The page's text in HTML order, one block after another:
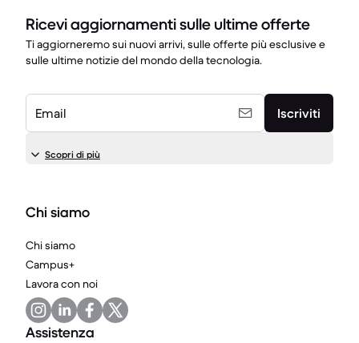
Ricevi aggiornamenti sulle ultime offerte
Ti aggiorneremo sui nuovi arrivi, sulle offerte più esclusive e
sulle ultime notizie del mondo della tecnologia.
Email Iscriviti
Scopri di più
Chi siamo
Chi siamo
Campus+
Lavora con noi
Assistenza